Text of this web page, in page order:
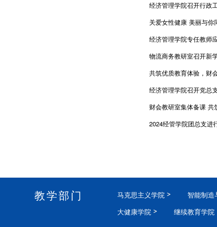
经济管理学院召开行政
关爱女性健康 美丽与你
经济管理学院专任教师
物流商务教研室召开新
共筑优质教育体验，财
经济管理学院召开党总
财会教研室集体备课 共
2024经管学院团总支进
教学部门 马克思主义学院
智能制造
大健康学院
继续教育学院